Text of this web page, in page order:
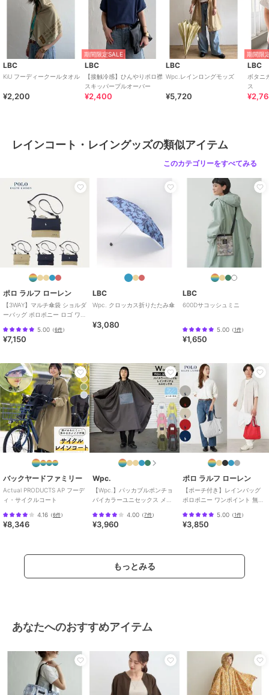
ットを使用してください
原産国 中国
LBC
KiU フーディークールタオル
¥2,200
期間限定SALE
LBC
【接触冷感】ひんやりポロ襟
スキッパープルオーバー
¥2,400
LBC
Wpc.レインロングモッズ
¥5,720
期間限
LBC
ボタニ
ス
レインコート・レイングッズの類似アイテム
このカテゴリーをすべてみる
ポロ ラルフ ローレン
【3WAY】マルチ傘袋 ショルダ
ーバッグ ポロポニー ロゴ ワン
5.00 （6件）
¥7,150
LBC
Wpc. クロッカス折りたたみ傘
¥3,080
LBC
600Dサコッシュミニ
5.00（1件）
¥1,650
バックヤードファミリー
Actual PRODUCTS AP フーデ
ィ・サイクルコート
4.16 （6件）
¥8,346
Wpc.
【Wpc.】パッカブルポンチョ
バイカラーユニセックス メン
4.00 （7件）
¥3,960
ポロ ラルフ ローレン
【ポーチ付き】レインバッグ
ポロポニー ワンポイント 無地
5.00（1件）
¥3,850
もっとみる
あなたへのおすすめアイテム